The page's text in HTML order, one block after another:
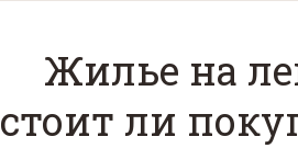
Жилье на
стоит ли